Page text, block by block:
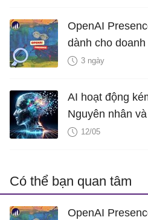
OpenAI
dành cho
mắt3 ngày
AI hoạt động
Nguyên nhân
12/05
Có thể bạn quan tâm
OpenAI